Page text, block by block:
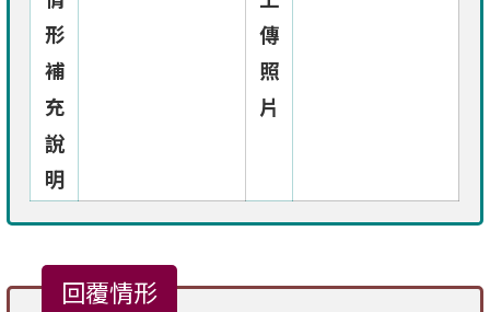
形
補
充
說
明
傳
照
片
回覆情形